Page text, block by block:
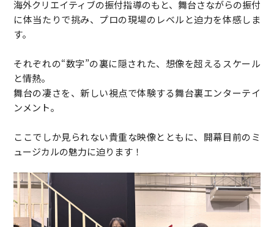
海外クリエイティブの振付指導のもと、舞台さながらの振付
に体当たりで挑み、プロの現場のレベルと迫力を体感しま
す。
それぞれの“数字”の裏に隠された、想像を超えるスケール
と情熱。
舞台の凄さを、新しい視点で体験する舞台裏エンターテイ
ンメント。
ここでしか見られない貴重な映像とともに、開幕目前のミ
ュージカルの魅力に迫ります！